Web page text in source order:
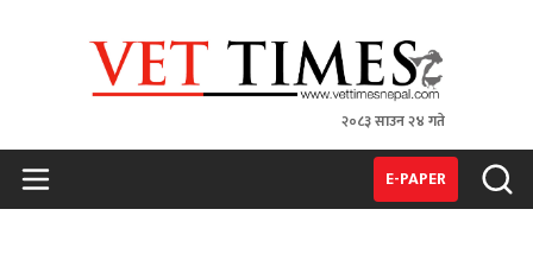
२०८३ साउन २४ गते
E-PAPER